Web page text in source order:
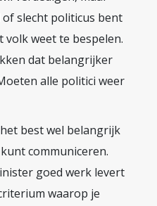
of slecht politicus bent
volk weet te bespelen.
dat belangrijker
alle politici weer
best wel belangrijk
communiceren.
goed werk levert
waarop je